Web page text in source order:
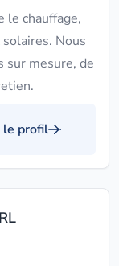
le chauffage,
Nous
sur mesure, de
le profil